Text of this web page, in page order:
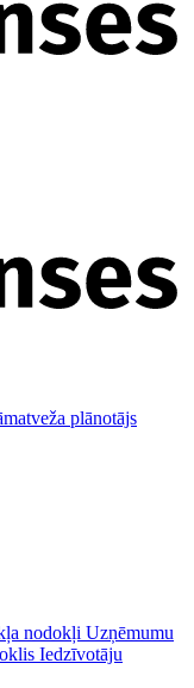
plānotājs
nodokļi Uzņēmumu
Iedzīvotāju